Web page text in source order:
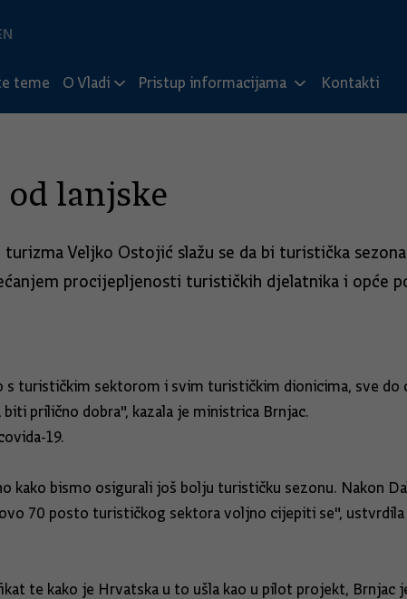
teme O Vladi Pristup informacijama Kontakti
lanjske
Veljko Ostojić slažu se da bi turistička
procijepljenosti turističkih djelatnika i opće
turističkim sektorom i svim turističkim dionicima, sve
prilično dobra", kazala je ministrica Brnjac.
19.
kako bismo osigurali još bolju turističku sezonu. Nakon
70 posto turističkog sektora voljno cijepiti se", ustvrdila
te kako je Hrvatska u to ušla kao u pilot projekt, Brnjac